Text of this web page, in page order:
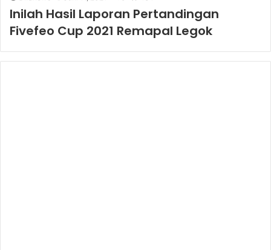
Inilah Hasil Laporan Pertandingan
Fivefeo Cup 2021 Remapal Legok